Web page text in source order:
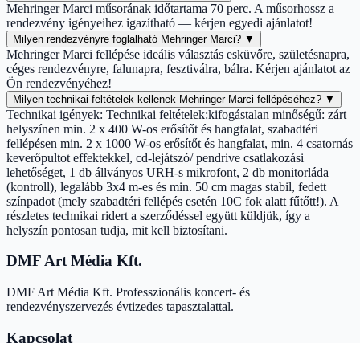
Mehringer Marci műsorának időtartama 70 perc. A műsorhossz a
rendezvény igényeihez igazítható — kérjen egyedi ajánlatot!
Milyen rendezvényre foglalható Mehringer Marci? ▼
Mehringer Marci fellépése ideális választás esküvőre, születésnapra,
céges rendezvényre, falunapra, fesztiválra, bálra. Kérjen ajánlatot az
Ön rendezvényéhez!
Milyen technikai feltételek kellenek Mehringer Marci fellépéséhez? ▼
Technikai igények: Technikai feltételek:kifogástalan minőségű: zárt
helyszínen min. 2 x 400 W-os erősítőt és hangfalat, szabadtéri
fellépésen min. 2 x 1000 W-os erősítőt és hangfalat, min. 4 csatornás
keverőpultot effektekkel, cd-lejátszó/ pendrive csatlakozási
lehetőséget, 1 db állványos URH-s mikrofont, 2 db monitorláda
(kontroll), legalább 3x4 m-es és min. 50 cm magas stabil, fedett
színpadot (mely szabadtéri fellépés esetén 10C fok alatt fűtőtt!). A
részletes technikai ridert a szerződéssel együtt küldjük, így a
helyszín pontosan tudja, mit kell biztosítani.
DMF Art Média Kft.
DMF Art Média Kft. Professzionális koncert- és
rendezvényszervezés évtizedes tapasztalattal.
Kapcsolat